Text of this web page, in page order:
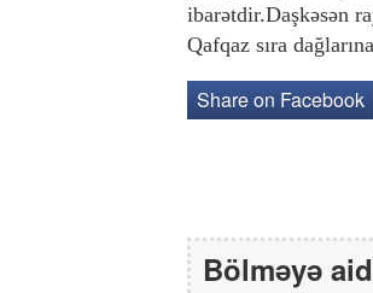
ibarətdir.Daşkəsən
Qafqaz sıra
Share on Facebook
Bölməyə